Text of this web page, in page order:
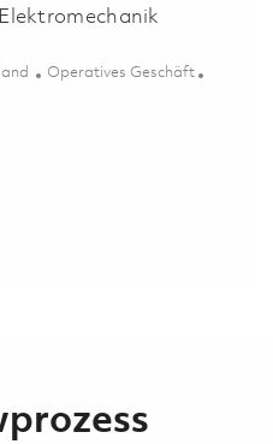
Kategorie
Operatives Geschäft
/ Elektromechanik